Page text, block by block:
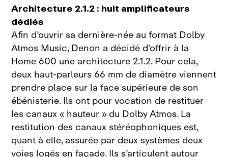
Architecture 2.1.2 : huit amplificateurs
dédiés
Afin d’ouvrir sa dernière‑née au format Dolby
Atmos Music, Denon a décidé d’offrir à la
Home 600 une architecture 2.1.2. Pour cela,
deux haut‑parleurs 66 mm de diamètre viennent
prendre place sur la face supérieure de son
ébénisterie. Ils ont pour vocation de restituer
les canaux « hauteur » du Dolby Atmos. La
restitution des canaux stéréophoniques est,
quant à elle, assurée par deux systèmes deux
voies logés en façade. Ils s’articulent autour